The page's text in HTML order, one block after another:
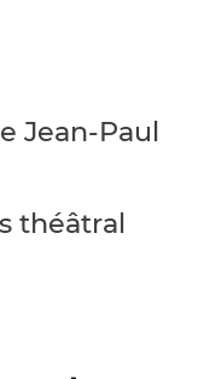
Jean-Paul
théâtral